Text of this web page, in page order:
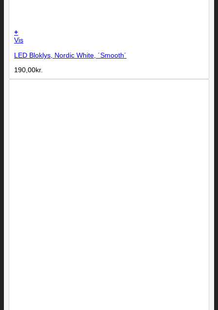
+
Vis
LED Bloklys, Nordic White, ´Smooth´
190,00kr.